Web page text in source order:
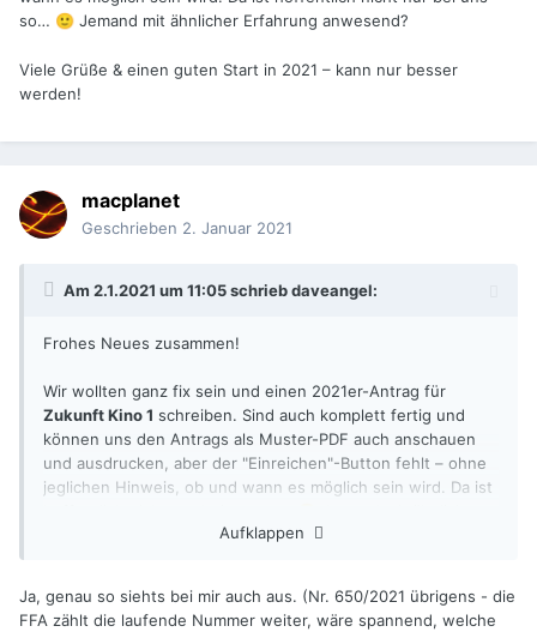
so… 🙂 Jemand mit ähnlicher Erfahrung anwesend?
Viele Grüße & einen guten Start in 2021 – kann nur besser
werden!
macplanet
Geschrieben 2. Januar 2021
Am 2.1.2021 um 11:05 schriebdaveangel:
Frohes Neues zusammen!
Wir wollten ganz fix sein und einen 2021er-Antrag für
Zukunft Kino 1 schreiben. Sind auch komplett fertig und
können uns den Antrags als Muster-PDF auch anschauen
und ausdrucken, aber der "Einreichen"-Button fehlt – ohne
jeglichen Hinweis, ob und wann es möglich sein wird. Da ist
Viele Grüße & einen guten Start in 2021 – kann nur besser
werden!
Aufklappen
Ja, genau so siehts bei mir auch aus. (Nr. 650/2021 übrigens - die
FFA zählt die laufende Nummer weiter, wäre spannend, welche